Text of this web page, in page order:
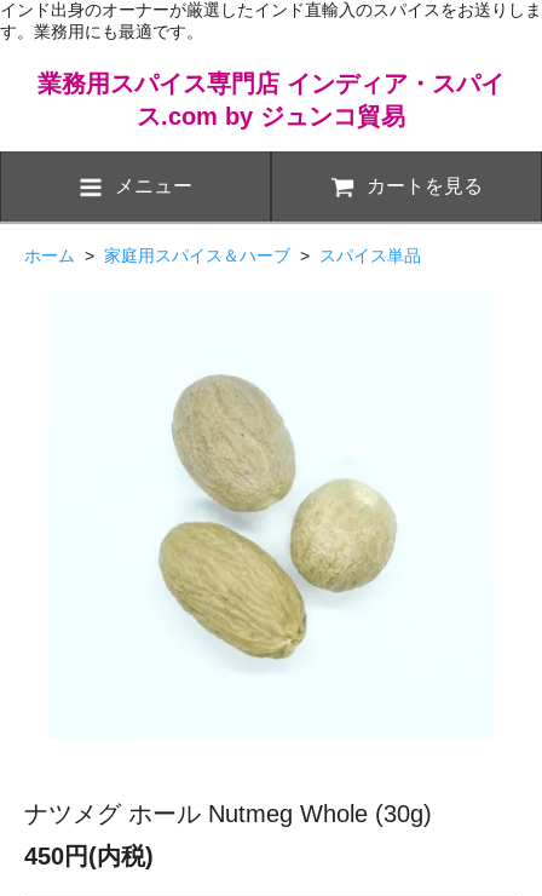
インド出身のオーナーが厳選したインド直輸入のスパイスをお送りしま
す。業務用にも最適です。
業務用スパイス専門店 インディア・スパイ
ス.com by ジュンコ貿易
メニュー カートを見る
ホーム > 家庭用スパイス＆ハーブ > スパイス単品
ナツメグ ホール Nutmeg Whole (30g)
450円(内税)